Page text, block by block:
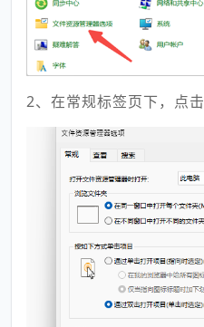
2、在常规标签页下，点击